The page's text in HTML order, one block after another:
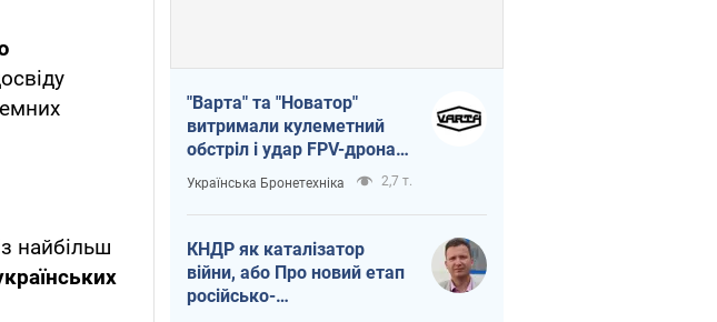
найбільш
"Варта" та "Новатор"
витримали кулеметний
обстріл і удар FPV-дрона,
врятувавши життя
офіцеру ЗСУ
Українська Бронетехніка 2,7 т.
КНДР як каталізатор
війни, або Про новий етап
російсько-